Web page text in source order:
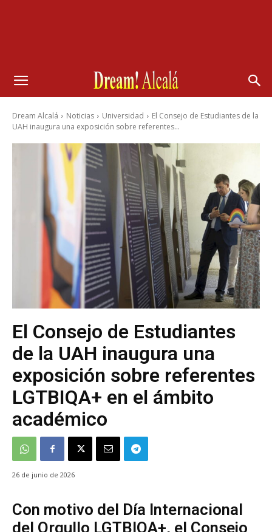
Dream Alcalá Noticias Universidad
El Consejo de Estudiantes de la
UAH inaugura una exposición sobre referentes...
El Consejo de Estudiantes
de la UAH inaugura una
exposición sobre referentes
LGTBIQA+ en el ámbito
académico
26 de junio de 2026
Con motivo del Día Internacional
del Orgullo LGTBIQA+, el Consejo